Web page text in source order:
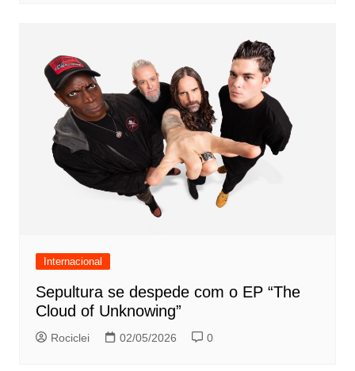
Internacional
Sepultura se despede com o EP “The
Cloud of Unknowing”
Rociclei 02/05/2026 0